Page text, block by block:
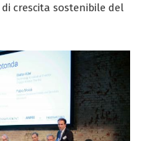
crescita sostenibile del